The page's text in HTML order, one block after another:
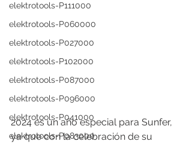
elektrotools-P111000
elektrotools-P060000
elektrotools-P027000
elektrotools-P102000
elektrotools-P087000
elektrotools-P096000
elektrotools-P041000
elektrotools-P083000
2024 es un año especial para Sunfer,
ya que con la celebración de su